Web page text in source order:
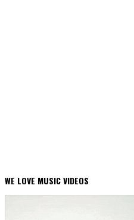
WE LOVE MUSIC VIDEOS